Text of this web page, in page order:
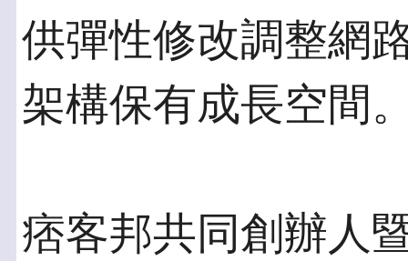
供彈性修改調整網
架構保有成長空間
痞客邦共同創辦人